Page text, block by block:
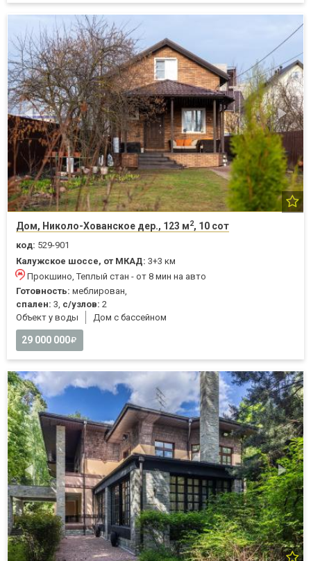
Дом, Николо-Хованское дер., 123 м2, 10 сот
код: 529-901
Калужское шоссе, от МКАД: 3+3 км
Прокшино, Теплый стан - от 8 мин на авто
Готовность: меблирован,
спален: 3, с/узлов: 2
Объект у воды
Дом с бассейном
29 000 000